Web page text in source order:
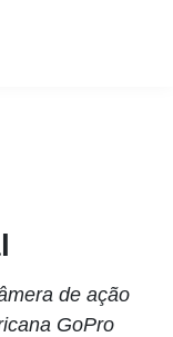
de ação
GoPro